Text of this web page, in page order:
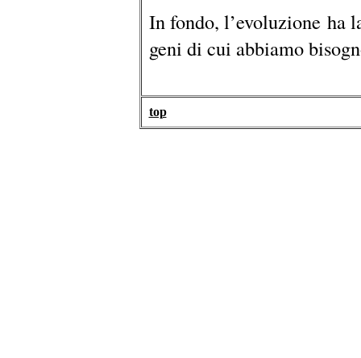
In fondo, l’evoluzione ha
geni di cui abbiamo
top